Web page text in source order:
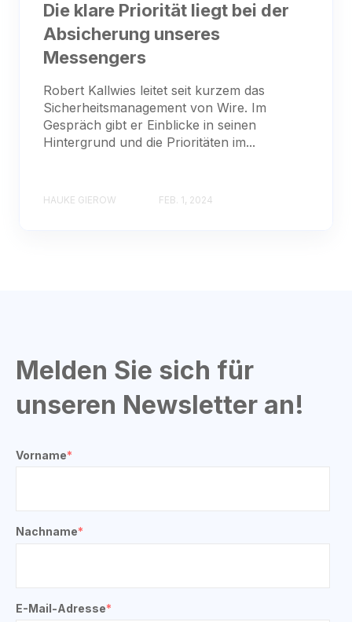
Die klare Priorität liegt bei der
Absicherung unseres
Messengers
Robert Kallwies leitet seit kurzem das
Sicherheitsmanagement von Wire. Im
Gespräch gibt er Einblicke in seinen
Hintergrund und die Prioritäten im...
HAUKE GIEROW FEB. 1, 2024
Melden Sie sich für
unseren Newsletter an!
Vorname*
Nachname*
E-Mail-Adresse*